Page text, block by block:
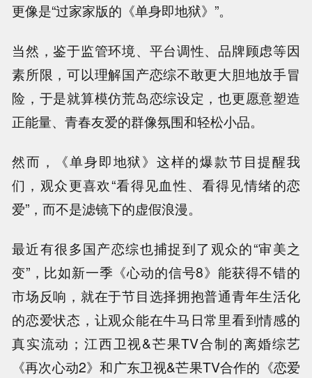
更像是“过家家版的《单身即地狱》”。
当然，鉴于监管环境、平台调性、品牌顾虑等因
素所限，可以理解国产恋综不敢更大胆地放手冒
险，于是就算模仿荒岛恋综设定，也更愿意塑造
正能量、青春友爱的群像氛围和轻松小品。
然而，《单身即地狱》这样的爆款节目提醒我
们，观众更喜欢“看得见血性、看得见情绪的恋
爱”，而不是滤镜下的虚假浪漫。
最近有很多国产恋综也捕捉到了观众的“审美之
变”，比如新一季《心动的信号8》能获得不错的
市场反响，就在于节目选择拥抱普通青年生活化
的恋爱状态，让观众能在牛马日常里看到情感的
真实流动；江西卫视&芒果TV合制的离婚综艺
《再次心动2》和广东卫视&芒果TV合作的《恋爱